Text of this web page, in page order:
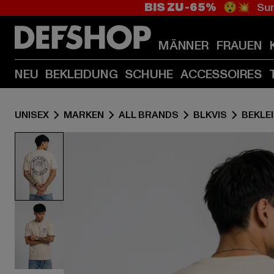
BIS ZU -65% 😲💥
MÄNNER FRAUEN
NEU BEKLEIDUNG SCHUHE ACCESSOIRES
UNISEX MARKEN ALL BRANDS BLKVIS